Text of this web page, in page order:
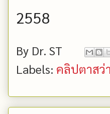
2558
By Dr. ST
Labels: คลิปตาสว่